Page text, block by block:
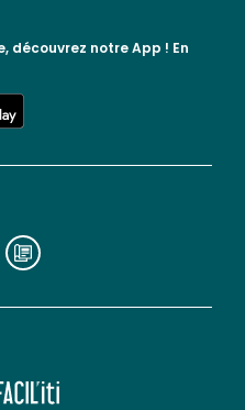
lien vers le blog la redoute
découvrez notre App ! En